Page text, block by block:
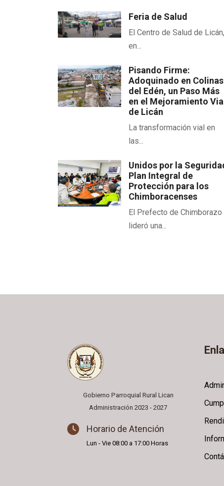
Feria de Salud
El Centro de Salud de Licán,
en...
Pisando Firme:
Adoquinado en Colinas
del Edén, un Paso Más
en el Mejoramiento Vial
de Licán
La transformación vial en
las...
Unidos por la
Plan Integral de
Protección para los
Chimboracenses
El Prefecto de Chimborazo
lideró una...
Gobierno Parroquial Rural Lican
Administración 2023 - 2027
Horario de Atención
Lun - Vie 08:00 a 17:00 Horas